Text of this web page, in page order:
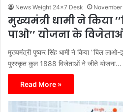
News Weight 24x7 Desk
मुख्यमंत्री धामी ने किया
पाओ’’ योजना के
मुख्यमंत्री पुष्कर सिंह धामी ने किया ’’बिल
पुरस्कृत कुल 1888 विजेताओं ने जीते योजना…
Read More »